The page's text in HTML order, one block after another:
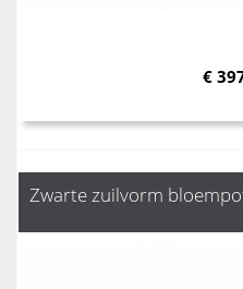
€
Zwarte zuilvorm